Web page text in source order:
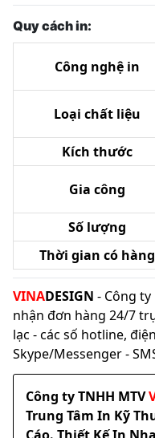
Quy cách in:
Công nghệ in
Loại chất liệu
Kích thước
Gia công
Số lượng
Thời gian có hàng
VINADESIGN - Công
nhận đơn hàng 24/7
lạc - các số hotline,
Skype/Messenger -
Công ty TNHH MTV
Trung Tâm In Kỹ